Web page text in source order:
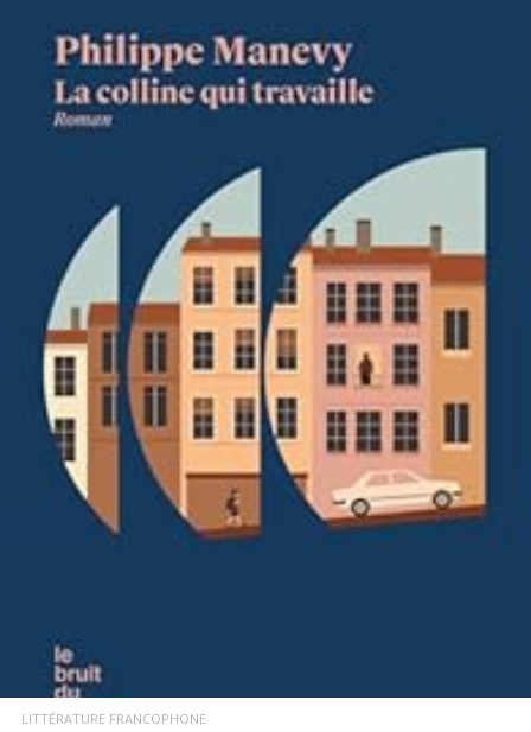
LIRE LA SUITE
LITTÉRATURE FRANCOPHONE